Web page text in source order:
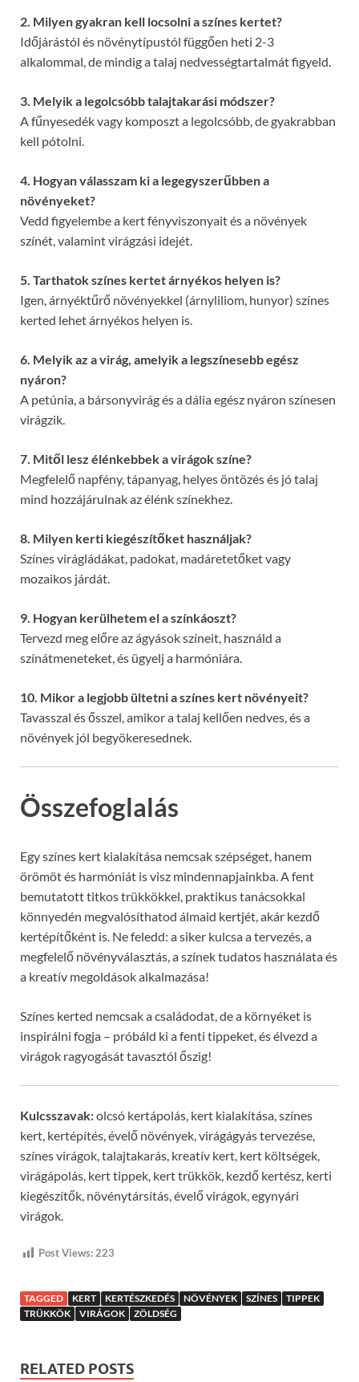
2. Milyen gyakran kell locsolni a színes kertet?
Időjárástól és növénytípustól függően heti 2-3
alkalommal, de mindig a talaj nedvességtartalmát figyeld.
3. Melyik a legolcsóbb talajtakarási módszer?
A fűnyesedék vagy komposzt a legolcsóbb, de gyakrabban
kell pótolni.
4. Hogyan válasszam ki a legegyszerűbben a
növényeket?
Vedd figyelembe a kert fényviszonyait és a növények
színét, valamint virágzási idejét.
5. Tarthatok színes kertet árnyékos helyen is?
Igen, árnyéktűrő növényekkel (árnyliliom, hunyor) színes
kerted lehet árnyékos helyen is.
6. Melyik az a virág, amelyik a legszínesebb egész
nyáron?
A petúnia, a bársonyvirág és a dália egész nyáron színesen
virágzik.
7. Mitől lesz élénkebbek a virágok színe?
Megfelelő napfény, tápanyag, helyes öntözés és jó talaj
mind hozzájárulnak az élénk színekhez.
8. Milyen kerti kiegészítőket használjak?
Színes virágládákat, padokat, madáretetőket vagy
mozaikos járdát.
9. Hogyan kerülhetem el a színkáoszt?
Tervezd meg előre az ágyások színeit, használd a
színátmeneteket, és ügyelj a harmóniára.
10. Mikor a legjobb ültetni a színes kert növényeit?
Tavasszal és ősszel, amikor a talaj kellően nedves, és a
növények jól begyökeresednek.
Összefoglalás
Egy színes kert kialakítása nemcsak szépséget, hanem
örömöt és harmóniát is visz mindennapjainkba. A fent
bemutatott titkos trükkökkel, praktikus tanácsokkal
könnyedén megvalósíthatod álmaid kertjét, akár kezdő
kertépítőként is. Ne feledd: a siker kulcsa a tervezés, a
megfelelő növényválasztás, a színek tudatos használata és
a kreatív megoldások alkalmazása!
Színes kerted nemcsak a családodat, de a környéket is
inspirálni fogja – próbáld ki a fenti tippeket, és élvezd a
virágok ragyogását tavasztól őszig!
Kulcsszavak:olcsó kertápolás, kert kialakítása, színes
kert, kertépítés, évelő növények, virágágyás tervezése,
színes virágok, talajtakarás, kreatív kert, kert költségek,
virágápolás, kert tippek, kert trükkök, kezdő kertész, kerti
kiegészítők, növénytársítás, évelő virágok, egynyári
virágok.
Post Views:223
TAGGED KERT KERTÉSZKEDÉS NÖVÉNYEK SZÍNES
TIPPEK
TRÜKKÖK
VIRÁGOK ZÖLDSÉG
RELATED POSTS